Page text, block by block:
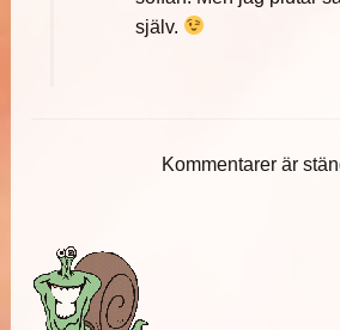
själv.
Kommentarer är